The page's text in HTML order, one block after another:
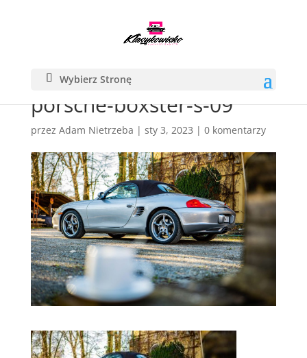
Wybierz Stronę
porsche-boxster-s-09
przez Adam Nietrzeba | sty 3, 2023 | 0 komentarzy